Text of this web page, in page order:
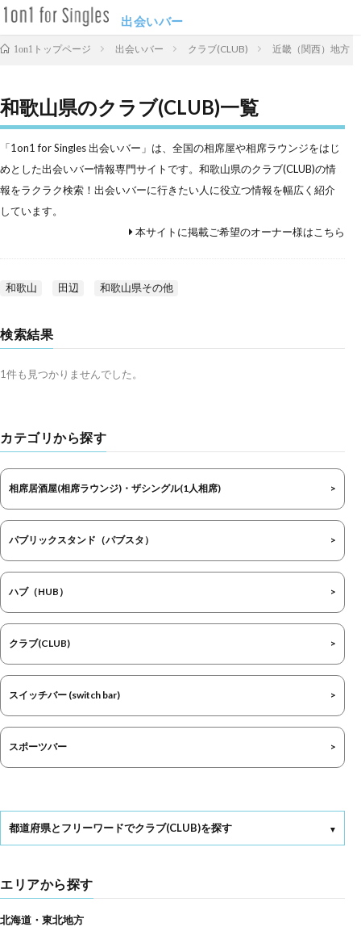
出会いバー
1on1トップページ 出会いバー クラブ(CLUB) 近畿（関西）地方
和歌山県のクラブ(CLUB)一覧
「1on1 for Singles 出会いバー」は、全国の相席屋や相席ラウンジをはじ
めとした出会いバー情報専門サイトです。和歌山県のクラブ(CLUB)の情
報をラクラク検索！出会いバーに行きたい人に役立つ情報を幅広く紹介
しています。
本サイトに掲載ご希望のオーナー様はこちら
和歌山 田辺 和歌山県その他
検索結果
1件も見つかりませんでした。
カテゴリから探す
相席居酒屋(相席ラウンジ)・ザシングル(1人相席)
パブリックスタンド（パブスタ）
ハブ（HUB）
クラブ(CLUB)
スイッチバー (switch bar)
スポーツバー
都道府県とフリーワードでクラブ(CLUB)を探す
エリアから探す
北海道・東北地方